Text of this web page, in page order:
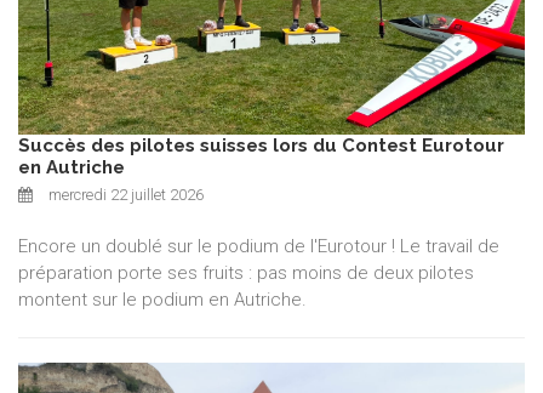
Succès des pilotes suisses lors du Contest Eurotour
en Autriche
mercredi 22 juillet 2026
Encore un doublé sur le podium de l'Eurotour ! Le travail de
préparation porte ses fruits : pas moins de deux pilotes
montent sur le podium en Autriche.